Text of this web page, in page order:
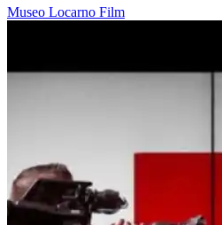
Museo Locarno Film